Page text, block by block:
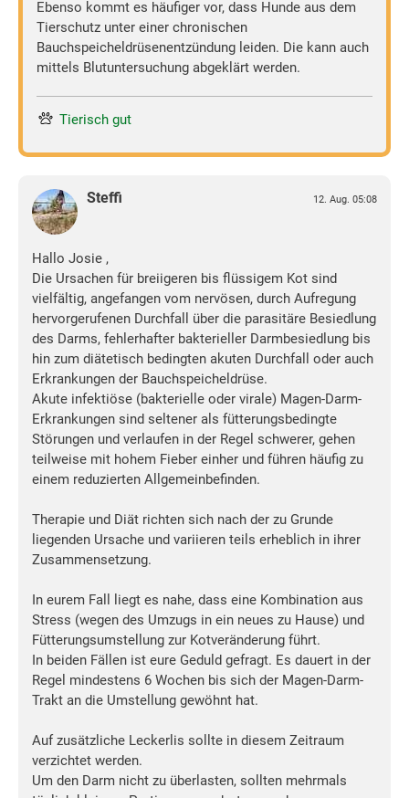
Ebenso kommt es häufiger vor, dass Hunde aus dem
Tierschutz unter einer chronischen
Bauchspeicheldrüsenentzündung leiden. Die kann auch
mittels Blutuntersuchung abgeklärt werden.
Tierisch gut
Steffi 12. Aug. 05:08
Hallo Josie ,
Die Ursachen für breiigeren bis flüssigem Kot sind
vielfältig, angefangen vom nervösen, durch Aufregung
hervorgerufenen Durchfall über die parasitäre Besiedlung
des Darms, fehlerhafter bakterieller Darmbesiedlung bis
hin zum diätetisch bedingten akuten Durchfall oder auch
Erkrankungen der Bauchspeicheldrüse.
Akute infektiöse (bakterielle oder virale) Magen-Darm-
Erkrankungen sind seltener als fütterungsbedingte
Störungen und verlaufen in der Regel schwerer, gehen
teilweise mit hohem Fieber einher und führen häufig zu
einem reduzierten Allgemeinbefinden.
Therapie und Diät richten sich nach der zu Grunde
liegenden Ursache und variieren teils erheblich in ihrer
Zusammensetzung.
In eurem Fall liegt es nahe, dass eine Kombination aus
Stress (wegen des Umzugs in ein neues zu Hause) und
Fütterungsumstellung zur Kotveränderung führt.
In beiden Fällen ist eure Geduld gefragt. Es dauert in der
Regel mindestens 6 Wochen bis sich der Magen-Darm-
Trakt an die Umstellung gewöhnt hat.
Auf zusätzliche Leckerlis sollte in diesem Zeitraum
verzichtet werden.
Um den Darm nicht zu überlasten, sollten mehrmals